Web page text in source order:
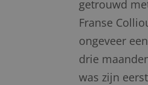
getrouwd
Franse
ongeveer
drie
was zijn